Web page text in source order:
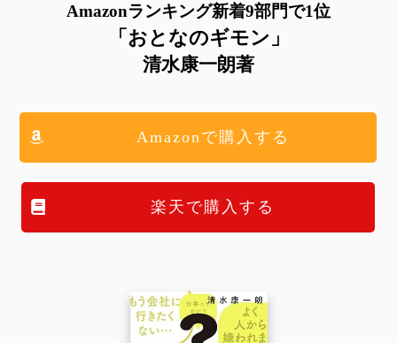
Amazonランキング新着9部門で1位
「おとなのギモン」
清水康一朗著
Amazonで購入する
楽天で購入する